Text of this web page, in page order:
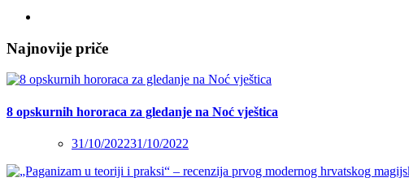
Najnovije priče
8 opskurnih hororaca za gledanje na Noć vještica
31/10/202231/10/2022